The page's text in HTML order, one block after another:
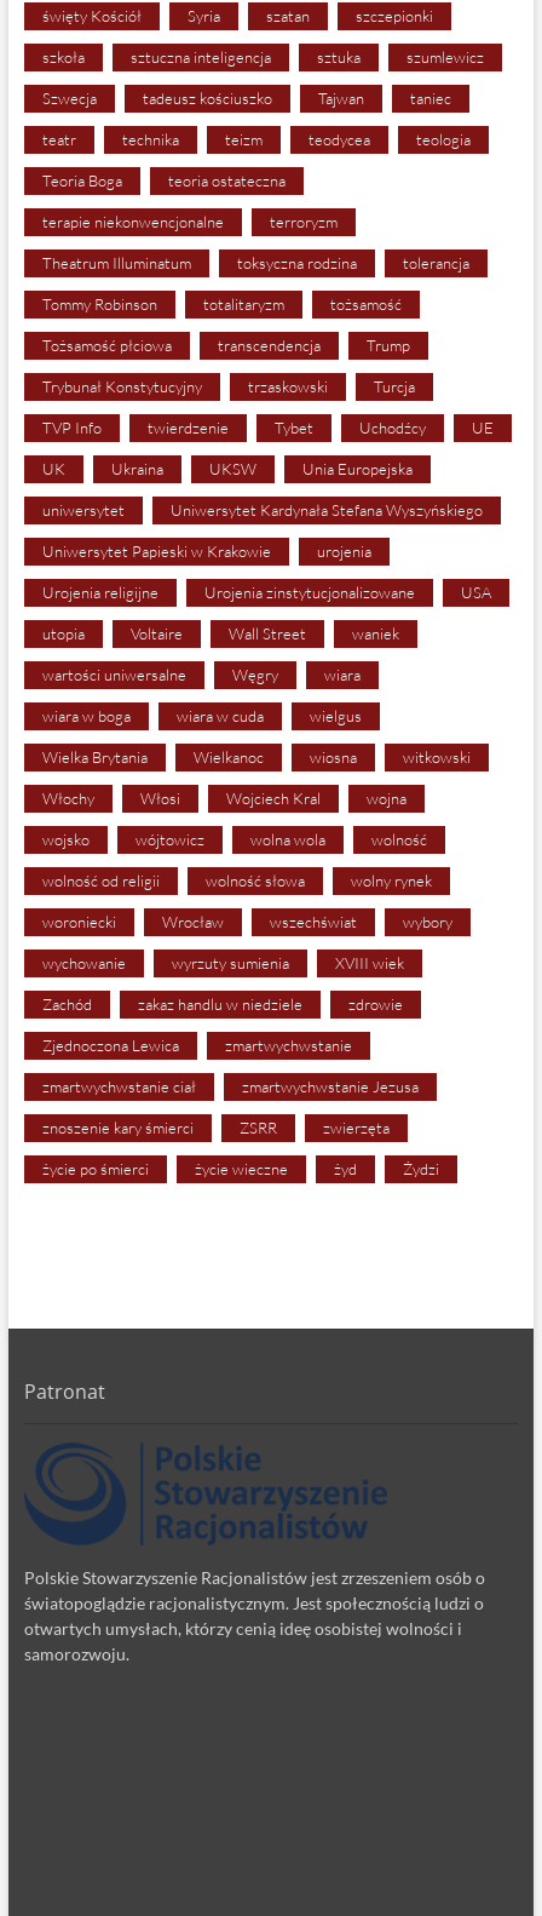
święty Kościół Syria szatan szczepionki
szkoła sztuczna inteligencja sztuka szumlewicz
Szwecja tadeusz kościuszko Tajwan taniec
teatr technika teizm teodycea teologia
Teoria Boga teoria ostateczna
terapie niekonwencjonalne terroryzm
Theatrum Illuminatum toksyczna rodzina tolerancja
Tommy Robinson totalitaryzm tożsamość
Tożsamość płciowa transcendencja Trump
Trybunał Konstytucyjny trzaskowski Turcja
TVP Info twierdzenie Tybet Uchodźcy UE
UK Ukraina UKSW Unia Europejska
uniwersytet Uniwersytet Kardynała Stefana Wyszyńskiego
Uniwersytet Papieski w Krakowie urojenia
Urojenia religijne Urojenia zinstytucjonalizowane USA
utopia Voltaire Wall Street waniek
wartości uniwersalne Węgry wiara
wiara w boga wiara w cuda wielgus
Wielka Brytania Wielkanoc wiosna witkowski
Włochy Włosi Wojciech Kral wojna
wojsko wójtowicz wolna wola wolność
wolność od religii wolność słowa wolny rynek
woroniecki Wrocław wszechświat wybory
wychowanie wyrzuty sumienia XVIII wiek
Zachód zakaz handlu w niedziele zdrowie
Zjednoczona Lewica zmartwychwstanie
zmartwychwstanie ciał zmartwychwstanie Jezusa
znoszenie kary śmierci ZSRR zwierzęta
życie po śmierci życie wieczne żyd Żydzi
Patronat
Polskie Stowarzyszenie Racjonalistów jest zrzeszeniem osób o
światopoglądzie racjonalistycznym. Jest społecznością ludzi o
otwartych umysłach, którzy cenią ideę osobistej wolności i
samorozwoju.